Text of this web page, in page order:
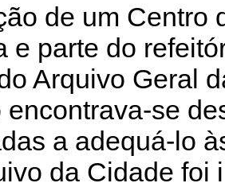
de um Centro
e parte do
Arquivo Geral
encontrava-se
a adequá-lo
da Cidade foi